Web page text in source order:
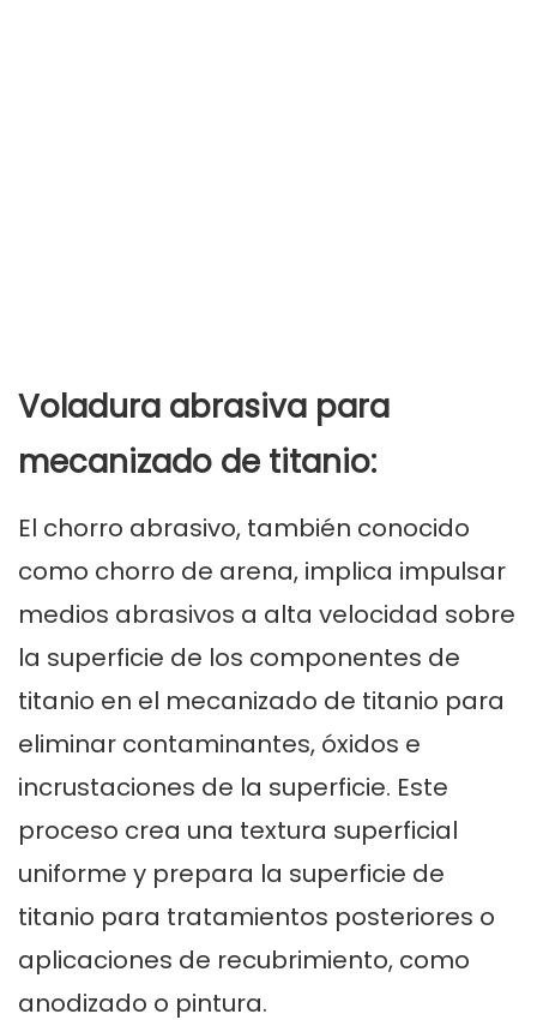
Voladura abrasiva para
mecanizado de titanio:
El chorro abrasivo, también conocido
como chorro de arena, implica impulsar
medios abrasivos a alta velocidad sobre
la superficie de los componentes de
titanio en el mecanizado de titanio para
eliminar contaminantes, óxidos e
incrustaciones de la superficie. Este
proceso crea una textura superficial
uniforme y prepara la superficie de
titanio para tratamientos posteriores o
aplicaciones de recubrimiento, como
anodizado o pintura.